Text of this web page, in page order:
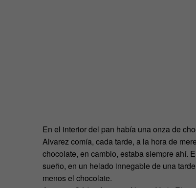
En el interior del pan había una onza de
Alvarez comía, cada tarde, a la hora de
chocolate, en cambio, estaba siempre ahí.
sueño, en un helado innegable de una
menos el chocolate.